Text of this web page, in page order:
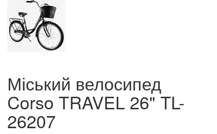
Міський велосипед
Corso TRAVEL 26" TL-
26207